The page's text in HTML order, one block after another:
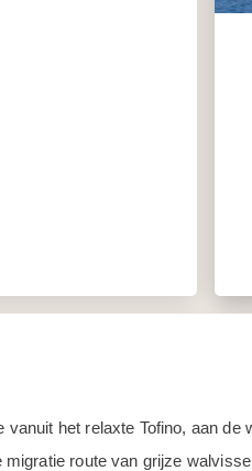
het relaxte Tofino, aan de
migratie route van grijze